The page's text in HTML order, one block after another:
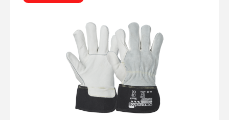
Klientu
atbalsts
Darbdienās:
8:00 – 17:00